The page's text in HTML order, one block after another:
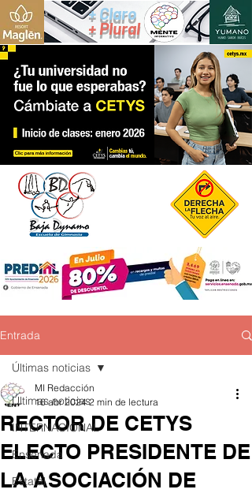
+ Claro
+ Plural
Entrada
Últimas noticias
INTERNACIONAL
Ensenada
Estatal
Últimas noticias
RECTOR DE CETYS
ELECTO PRESIDENTE DE
LA ASOCIACIÓN DE
MI Redacción
16 abr 2024 2 min de lectura